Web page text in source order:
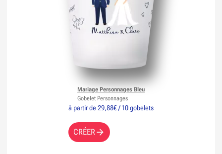
à partir de 29,88€ / 10 gobelets
CRÉER
Mariage Personnages Bleu
Gobelet Personnages